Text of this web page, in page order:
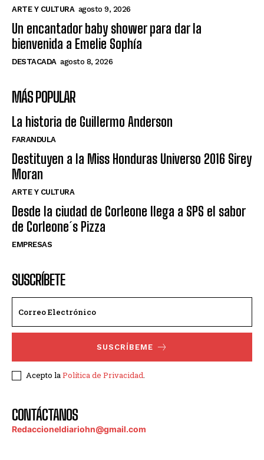
ARTE Y CULTURA agosto 9, 2026
Un encantador baby shower para dar la
bienvenida a Emelie Sophía
DESTACADA agosto 8, 2026
MÁS POPULAR
La historia de Guillermo Anderson
FARANDULA
Destituyen a la Miss Honduras Universo 2016 Sirey
Moran
ARTE Y CULTURA
Desde la ciudad de Corleone llega a SPS el sabor
de Corleone´s Pizza
EMPRESAS
SUSCRÍBETE
SUSCRÍBEME
Acepto laPolítica de Privacidad.
CONTÁCTANOS
Redaccioneldiariohn@gmail.com